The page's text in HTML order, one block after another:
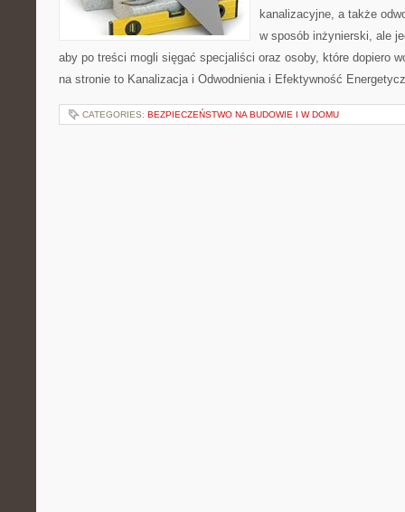
kanalizacyjne, a także
w sposób inżynierski, ale
aby po treści mogli sięgać specjaliści oraz osoby, które dopiero
na stronie to Kanalizacja i Odwodnienia i Efektywność
CATEGORIES: BEZPIECZEŃSTWO NA BUDOWIE I W DOMU